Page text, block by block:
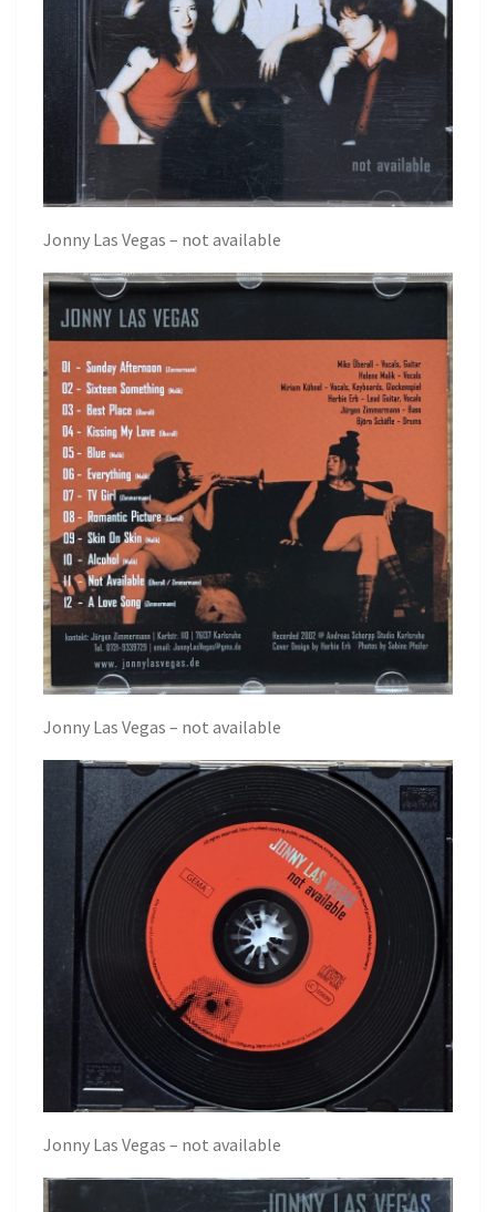
Jonny Las Vegas – not available
Jonny Las Vegas – not available
Jonny Las Vegas – not available